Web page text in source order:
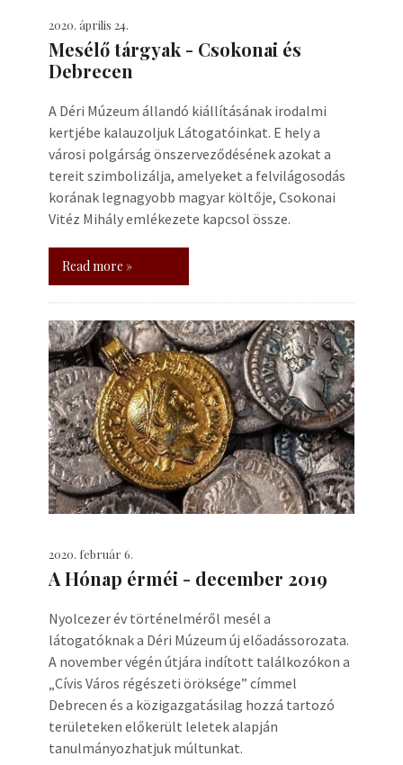
2020. április 24.
Mesélő tárgyak - Csokonai és
Debrecen
A Déri Múzeum állandó kiállításának irodalmi
kertjébe kalauzoljuk Látogatóinkat. E hely a
városi polgárság önszerveződésének azokat a
tereit szimbolizálja, amelyeket a felvilágosodás
korának legnagyobb magyar költője, Csokonai
Vitéz Mihály emlékezete kapcsol össze.
Read more »
2020. február 6.
A Hónap érméi - december 2019
Nyolcezer év történelméről mesél a
látogatóknak a Déri Múzeum új előadássorozata.
A november végén útjára indított találkozókon a
„Cívis Város régészeti öröksége” címmel
Debrecen és a közigazgatásilag hozzá tartozó
területeken előkerült leletek alapján
tanulmányozhatjuk múltunkat.